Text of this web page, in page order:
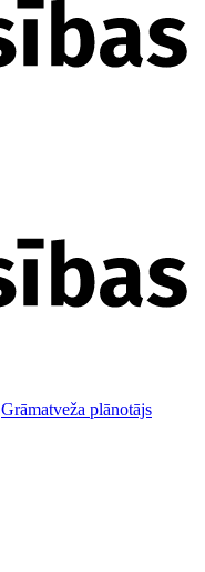
Grāmatveža plānotājs